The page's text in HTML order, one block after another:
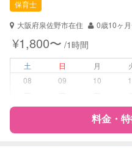
対応可能/特徴
送迎
病児対応 病
音
絵
保育士
大阪府泉佐野市在住
0歳10ヶ
¥1,800〜 /1時間
土 日 月
08
09 10
料金・